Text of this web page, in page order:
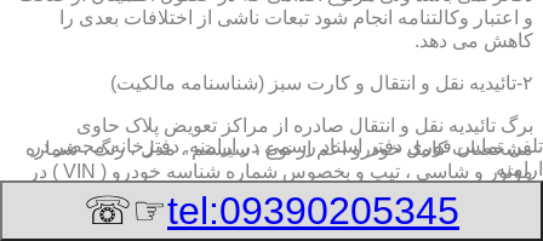
و اعتبار وکالتنامه انجام شود تبعات ناشی از اختلافات بعدی را
کاهش می دهد.
۲-تائیدیه نقل و انتقال و کارت سبز (شناسنامه مالکیت)
برگ تائیدیه نقل و انتقال صادره از مراکز تعویض پلاک حاوی
مشخصات کامل خودرو اعم از نوع ، سیستم ، مدل ، رنگ ، شماره
موتور و شاسی ، تیپ و بخصوس شماره شناسه خودرو ( VIN ) در
صدر صفحه و مشخصات فروشنده و خریدار اعم از مشخصات
سجلی و شماره ملی و کدپستی و آدرس و شماره انتظامی
تلفن تماس فوری دفتر اسناد رسمی در ارامنه, دفترخانه,محضر در
ارامنه
tel:09390205345
☞☏